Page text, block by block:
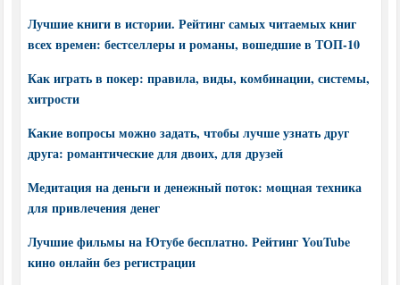
Лучшие книги в истории. Рейтинг самых читаемых книг
всех времен: бестселлеры и романы, вошедшие в ТОП-10
Как играть в покер: правила, виды, комбинации, системы,
хитрости
Какие вопросы можно задать, чтобы лучше узнать друг
друга: романтические для двоих, для друзей
Медитация на деньги и денежный поток: мощная техника
для привлечения денег
Лучшие фильмы на Ютубе бесплатно. Рейтинг YouTube
кино онлайн без регистрации